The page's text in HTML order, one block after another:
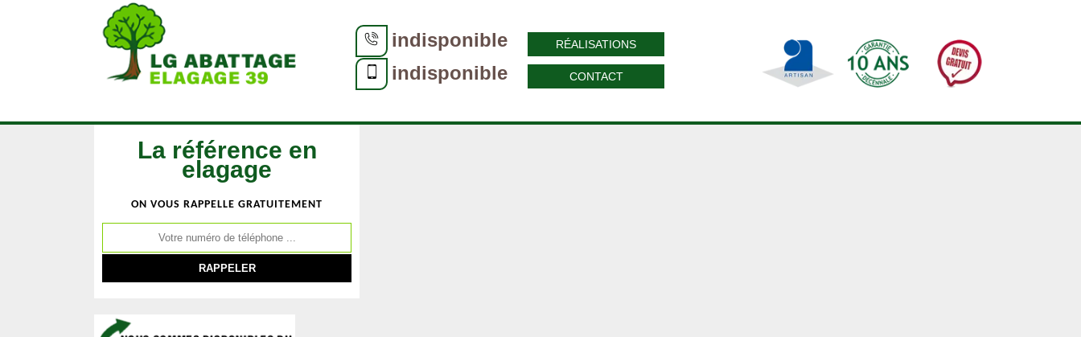
indisponible
indisponible
RÉALISATIONS
CONTACT
La référence en
elagage
ON VOUS RAPPELLE GRATUITEMENT